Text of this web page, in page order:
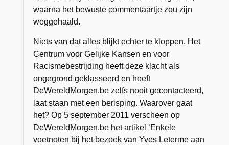
waarna het bewuste commentaartje zou zijn
weggehaald.
Niets van dat alles blijkt echter te kloppen. Het
Centrum voor Gelijke Kansen en voor
Racismebestrijding heeft deze klacht als
ongegrond geklasseerd en heeft
DeWereldMorgen.be zelfs nooit gecontacteerd,
laat staan met een berisping. Waarover gaat
het? Op 5 september 2011 verscheen op
DeWereldMorgen.be het artikel ‘Enkele
voetnoten bij het bezoek van Yves Leterme aan